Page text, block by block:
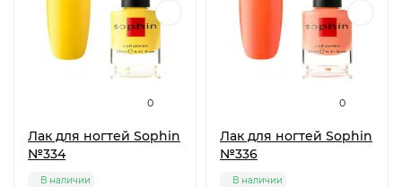
0
Лак для ногтей Sophin
№334
В наличии
0
Лак для ногтей Sophin
№336
В наличии